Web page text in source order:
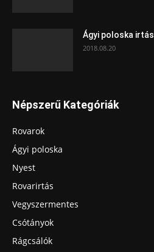
Ágyi poloska irtás
2018.08.20
Népszerű Kategóriák
Rovarok
Ágyi poloska
Nyest
Rovarirtás
Vegyszermentes
Csótányok
Rágcsálók